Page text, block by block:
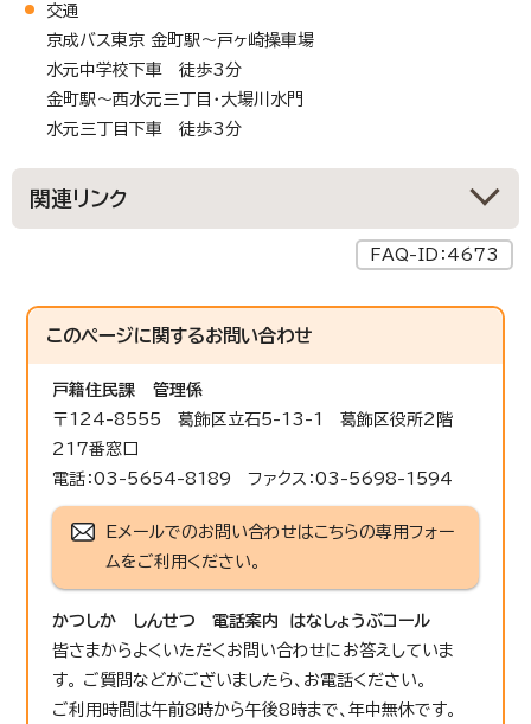
交通
京成バス東京 金町駅～戸ヶ崎操車場
水元中学校下車 徒歩3分
金町駅～西水元三丁目・大場川水門
水元三丁目下車 徒歩3分
関連リンク
FAQ-ID：4673
このページに関するお問い合わせ
戸籍住民課
管理係
〒124-8555 葛飾区立石5-13-1 葛飾区役所2階
217番窓口
電話：03-5654-8189 ファクス：03-5698-1594
Eメールでのお問い合わせはこちらの専用フォー
ムをご利用ください。
かつしか しんせつ 電話案内 はなしょうぶコール
皆さまからよくいただくお問い合わせにお答えしていま
す。 ご質問などがございましたら、お電話ください。
ご利用時間は午前8時から午後8時まで、年中無休です。